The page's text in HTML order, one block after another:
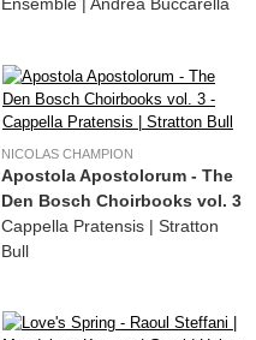
Ensemble | Andrea Buccarella
NICOLAS CHAMPION
Apostola Apostolorum - The
Den Bosch Choirbooks vol. 3
Cappella Pratensis | Stratton
Bull